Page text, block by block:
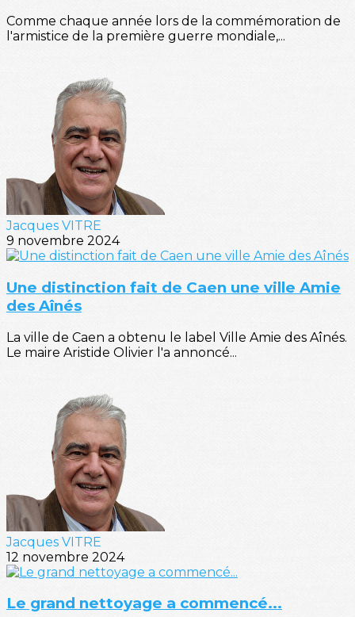
Comme chaque année lors de la commémoration de
l'armistice de la première guerre mondiale,...
Jacques VITRE
9 novembre 2024
Une distinction fait de Caen une ville Amie
des Aînés
La ville de Caen a obtenu le label Ville Amie des Aînés.
Le maire Aristide Olivier l'a annoncé...
Jacques VITRE
12 novembre 2024
Le grand nettoyage a commencé...